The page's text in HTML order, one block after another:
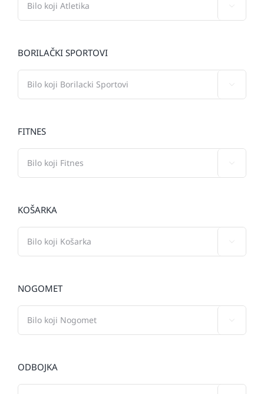
BORILAČKI SPORTOVI
FITNES
KOŠARKA
NOGOMET
ODBOJKA